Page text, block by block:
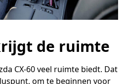
de ruimte
CX-60 veel ruimte biedt. Dat
om te beginnen voor